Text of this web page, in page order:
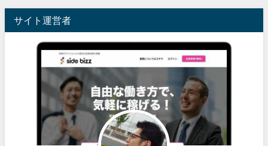
サイト運営者